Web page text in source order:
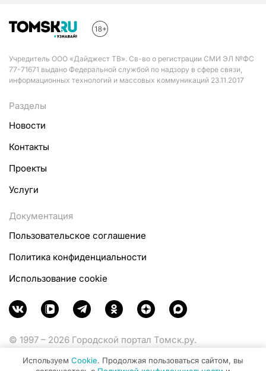
Учредитель ООО «Дайджест ТВ». Св-во о регистрации СМИ ЭЛ №ФС
77-71671 выдано Федеральной службой по надзору в сфере связи,
информационных технологий и массовых коммуникаций 23.11.2017
Разделы
Новости
Контакты
Проекты
Услуги
Документация
Пользовательское соглашение
Политика конфиденциальности
Использование cookie
© 1997 – 2026 Городской портал Томск.ру.
Министерства цифрового развития, связи и массовых
Используем Cookie. Продолжая пользоваться сайтом, вы